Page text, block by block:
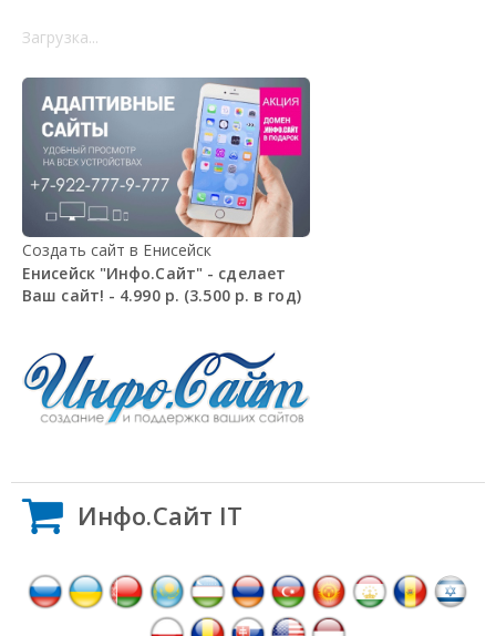
Загрузка...
Создать сайт в Енисейск
Енисейск "Инфо.Сайт" - сделает
Ваш сайт! - 4.990 р. (3.500 р. в год)
Инфо.Сайт IT